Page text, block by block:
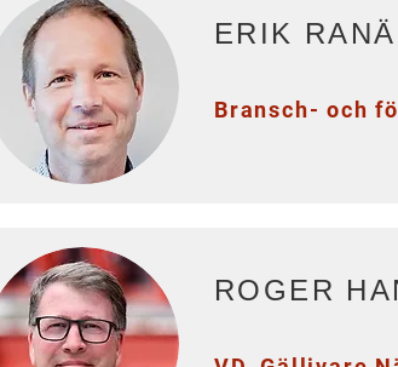
ERIK
Bransch- och
ROGER